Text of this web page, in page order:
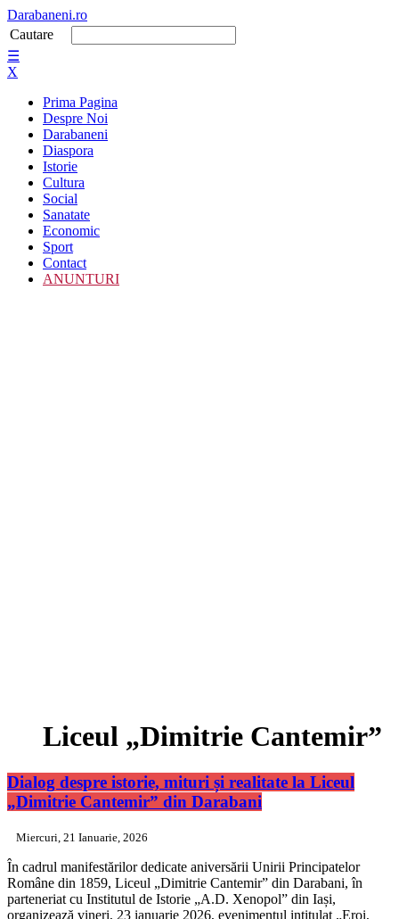
Darabaneni.ro
Cautare
☰
X
Prima Pagina
Despre Noi
Darabaneni
Diaspora
Istorie
Cultura
Social
Sanatate
Economic
Sport
Contact
ANUNTURI
Liceul „Dimitrie Cantemir”
Dialog despre istorie, mituri și realitate la Liceul
„Dimitrie Cantemir” din Darabani
Miercuri, 21 Ianuarie, 2026
În cadrul manifestărilor dedicate aniversării Unirii Principatelor
Române din 1859, Liceul „Dimitrie Cantemir” din Darabani, în
parteneriat cu Institutul de Istorie „A.D. Xenopol” din Iași,
organizează vineri, 23 ianuarie 2026, evenimentul intitulat „Eroi,